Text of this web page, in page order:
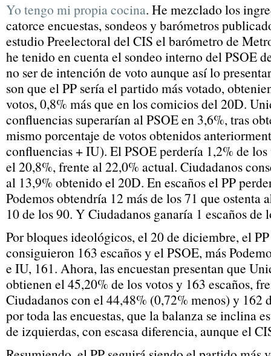
Yo tengo mi propia cocina. He mezclado los
catorce encuestas, sondeos y barómetros
estudio Preelectoral del CIS el barómetro de
he tenido en cuenta el sondeo interno del PSOE
no ser de intención de voto aunque así lo
son que el PP sería el partido más votado,
votos, 0,8% más que en los comicios del 20D.
confluencias superarían al PSOE en 3,6%, tras
mismo porcentaje de votos obtenidos
confluencias + IU). El PSOE perdería 1,2% de
el 20,8%, frente al 22,0% actual. Ciudadanos
al 13,9% obtenido el 20D. En escaños el PP
Podemos obtendría 12 más de los 71 que ostenta
10 de los 90. Y Ciudadanos ganaría 1 escaños de
Por bloques ideológicos, el 20 de diciembre, el
consiguieron 163 escaños y el PSOE, más
e IU, 161. Ahora, las encuestan presentan que
obtienen el 45,20% de los votos y 163 escaños,
Ciudadanos con el 44,48% (0,72% menos) y 162
por toda las encuestas, que la balanza se inclina
de izquierdas, con escasa diferencia, aunque el